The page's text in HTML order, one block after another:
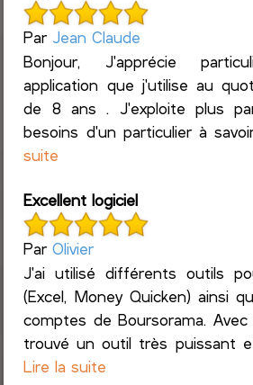
Par Jean Claude
Bonjour, J'apprécie
application que j'utilise au
de 8 ans . J'exploite plus
besoins d'un particulier à
suite
Excellent logiciel
ParOlivier
J'ai utilisé différents outils
(Excel, Money Quicken) ainsi
comptes de Boursorama. Avec
trouvé un outil très puissant
Lire la suite